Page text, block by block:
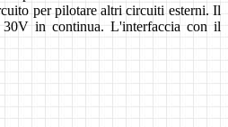
per pilotare altri circuiti esterni. Il
30V in continua. L'interfaccia con il